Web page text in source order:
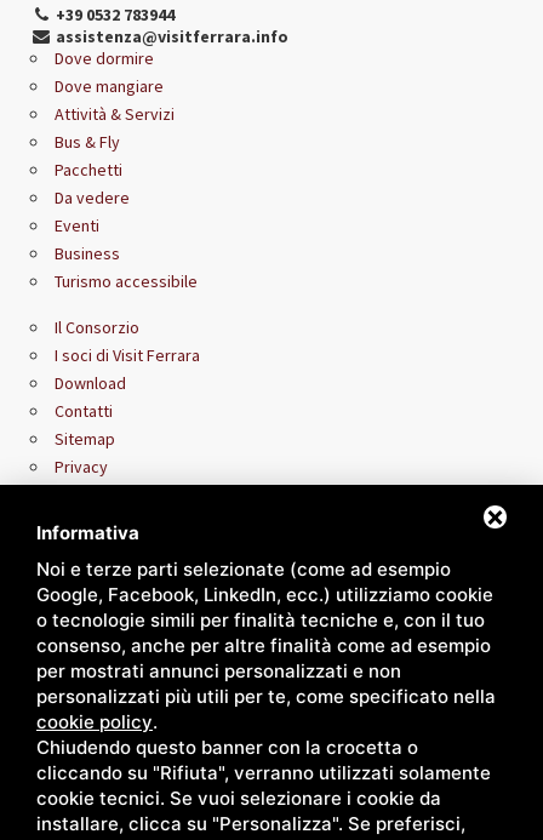
+39 0532 783944
assistenza@visitferrara.info
Dove dormire
Dove mangiare
Attività & Servizi
Bus & Fly
Pacchetti
Da vedere
Eventi
Business
Turismo accessibile
Il Consorzio
I soci di Visit Ferrara
Download
Contatti
Sitemap
Privacy
Informativa
Noi e terze parti selezionate (come ad esempio
Google, Facebook, LinkedIn, ecc.) utilizziamo cookie
o tecnologie simili per finalità tecniche e, con il tuo
consenso, anche per altre finalità come ad esempio
per mostrati annunci personalizzati e non
personalizzati più utili per te, come specificato nella
cookie policy.
Chiudendo questo banner con la crocetta o
cliccando su "Rifiuta", verranno utilizzati solamente
cookie tecnici. Se vuoi selezionare i cookie da
installare, clicca su "Personalizza". Se preferisci,